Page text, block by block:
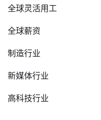
全球灵活用工
全球薪资
制造行业
新媒体行业
高科技行业